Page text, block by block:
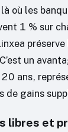
où les
1 % sur
un
ans,
de gains
libres et